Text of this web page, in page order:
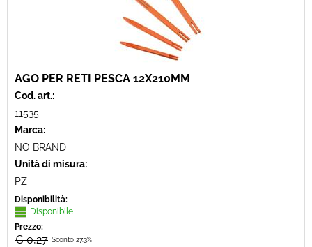
AGO PER RETI PESCA 12X210MM
Cod. art.:
11535
Marca:
NO BRAND
Unità di misura:
PZ
Disponibilità:
Disponibile
Prezzo:
€ 0,27 Sconto 27.3%